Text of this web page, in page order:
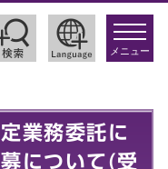
toggle
メニュー
業務委託に
について(受